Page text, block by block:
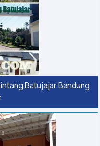
Batujajar Bandung